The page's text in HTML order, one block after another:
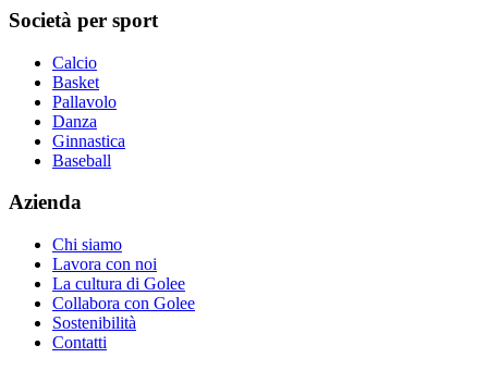
Società per sport
Calcio
Basket
Pallavolo
Danza
Ginnastica
Baseball
Azienda
Chi siamo
Lavora con noi
La cultura di Golee
Collabora con Golee
Sostenibilità
Contatti